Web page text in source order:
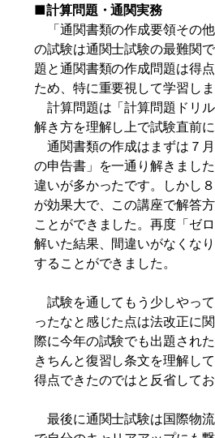
■計算問題・通関実務
「通関書類の作成要領その他
の試験は通関士試験の最難関
題と通関書類の作成問題は得
ため、特に重要視して学習しま
計算問題は「計算問題ドリル
解き方を理解し上で試験直前に
通関書類の作成はまずは７
の申告書」を一通り解きまし
違いが多かったです。しかし
が効果大で、この講座で解答
ことができました。再度「ゼ
解いた結果、間違いがなくな
することができました。
試験を通してもう少しやっ
ったなと感じた点は法改正に
際に今年の試験でも出題され
きちんと復習し条文を理解し
得点できたのではと反省してお
最後に通関士試験は国際物